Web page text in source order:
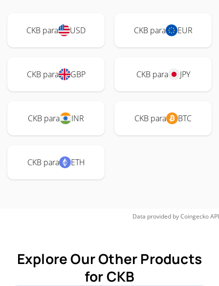
CKB para USD CKB para EUR
CKB para GBP CKB para JPY
CKB para INR CKB para BTC
CKB para ETH
Data provided byCoingeckoAPI
Explore Our Other Products
for CKB